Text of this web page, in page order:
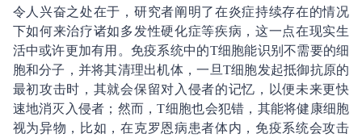
令人兴奋之处在于，研究者阐明了在炎症持续存在的情况
下如何来治疗诸如多发性硬化症等疾病，这一点在现实生
活中或许更加有用。免疫系统中的T细胞能识别不需要的细
胞和分子，并将其清理出机体，一旦T细胞发起抵御抗原的
最初攻击时，其就会保留对入侵者的记忆，以便未来更快
速地消灭入侵者；然而，T细胞也会犯错，其能将健康细胞
视为异物，比如，在克罗恩病患者体内，免疫系统会攻击